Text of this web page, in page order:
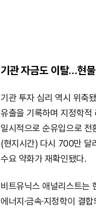
기관 자금도 이탈…현
기관 투자 심리 역시 위축
유출을 기록하며 지정학적
일시적으로 순유입으로
(현지시간) 다시 700만 달
수요 약화가 재확인됐다.
비트유닉스 애널리스트는
에너지·금속·지정학이 결